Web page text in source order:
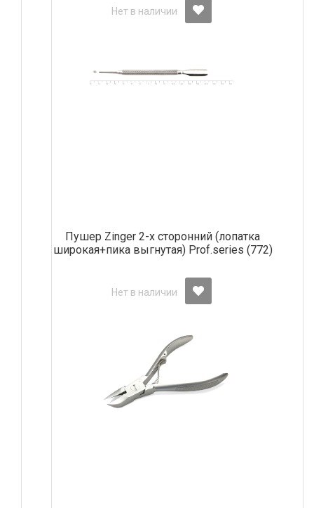
Нет в наличии
Пушер Zinger 2-х сторонний (лопатка
широкая+пика выгнутая) Prof.series (772)
Нет в наличии